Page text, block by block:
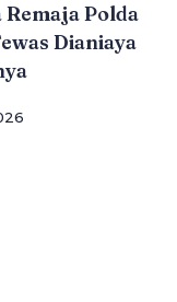
Polda
Dianiaya